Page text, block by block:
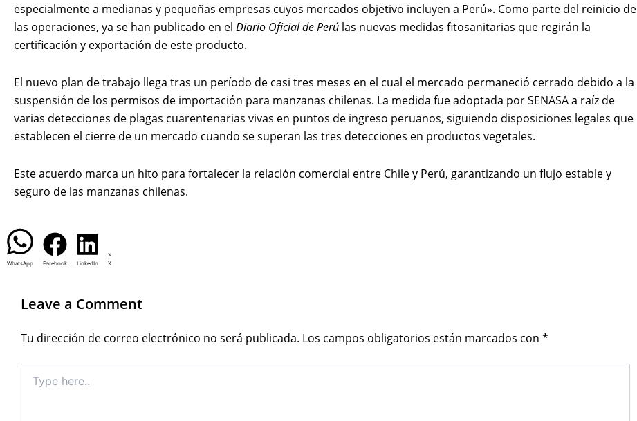
especialmente a medianas y pequeñas empresas cuyos mercados objetivo incluyen a Perú». Como parte del reinicio de
las operaciones, ya se han publicado en el Diario Oficial de Perú las nuevas medidas fitosanitarias que regirán la
certificación y exportación de este producto.
El nuevo plan de trabajo llega tras un período de casi tres meses en el cual el mercado permaneció cerrado debido a la
suspensión de los permisos de importación para manzanas chilenas. La medida fue adoptada por SENASA a raíz de
varias detecciones de plagas cuarentenarias vivas en puntos de ingreso peruanos, siguiendo disposiciones legales que
establecen el cierre de un mercado cuando se superan las tres detecciones en productos vegetales.
Este acuerdo marca un hito para fortalecer la relación comercial entre Chile y Perú, garantizando un flujo estable y
seguro de las manzanas chilenas.
WhatsApp Facebook LinkedIn X
Leave a Comment
Tu dirección de correo electrónico no será publicada. Los campos obligatorios están marcados con *
here..